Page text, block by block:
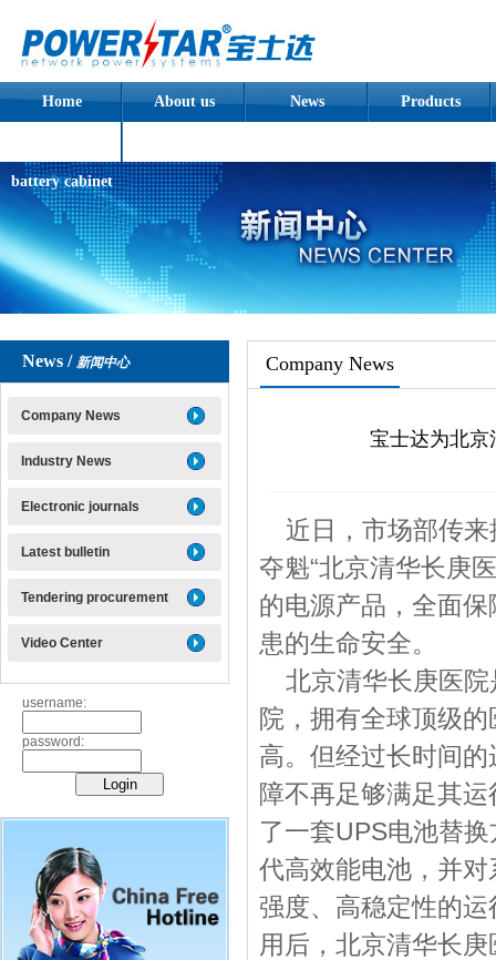
Home About us News Products
battery cabinet
News / 新闻中心
Company News
Industry News
Electronic journals
Latest bulletin
Tendering procurement
Video Center
username:
password:
Company News
宝士达为北京
近日，市场部传
夺魁“北京清华长庚
的电源产品，全面
患的生命安全。
北京清华长庚医
院，拥有全球顶级
高。但经过长时间
障不再足够满足其
了一套UPS电池替
代高效能电池，并
强度、高稳定性的
用后，北京清华长